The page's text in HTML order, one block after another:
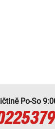
Po-So